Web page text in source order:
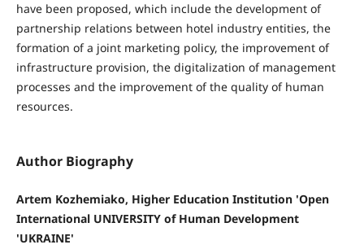
have been proposed, which include the development of
partnership relations between hotel industry entities, the
formation of a joint marketing policy, the improvement of
infrastructure provision, the digitalization of management
processes and the improvement of the quality of human
resources.
Author Biography
Artem Kozhemiako, Higher Education Institution 'Open
International UNIVERSITY of Human Development
'UKRAINE'